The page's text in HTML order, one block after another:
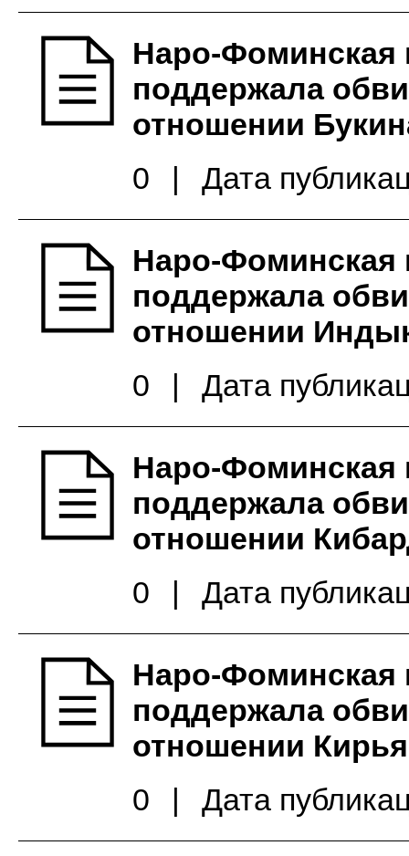
Наро-Фоминская
поддержала
отношении
0
| Дата
Наро-Фоминская
поддержала
отношении
0
| Дата
Наро-Фоминская
поддержала
отношении
0
| Дата
Наро-Фоминская
поддержала
отношении
0
| Дата